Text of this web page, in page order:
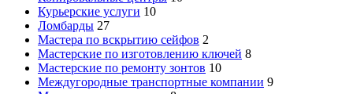
Курьерские услуги 10
Ломбарды 27
Мастера по вскрытию сейфов 2
Мастерские по изготовлению ключей 8
Мастерские по ремонту зонтов 10
Междугородные транспортные компании 9